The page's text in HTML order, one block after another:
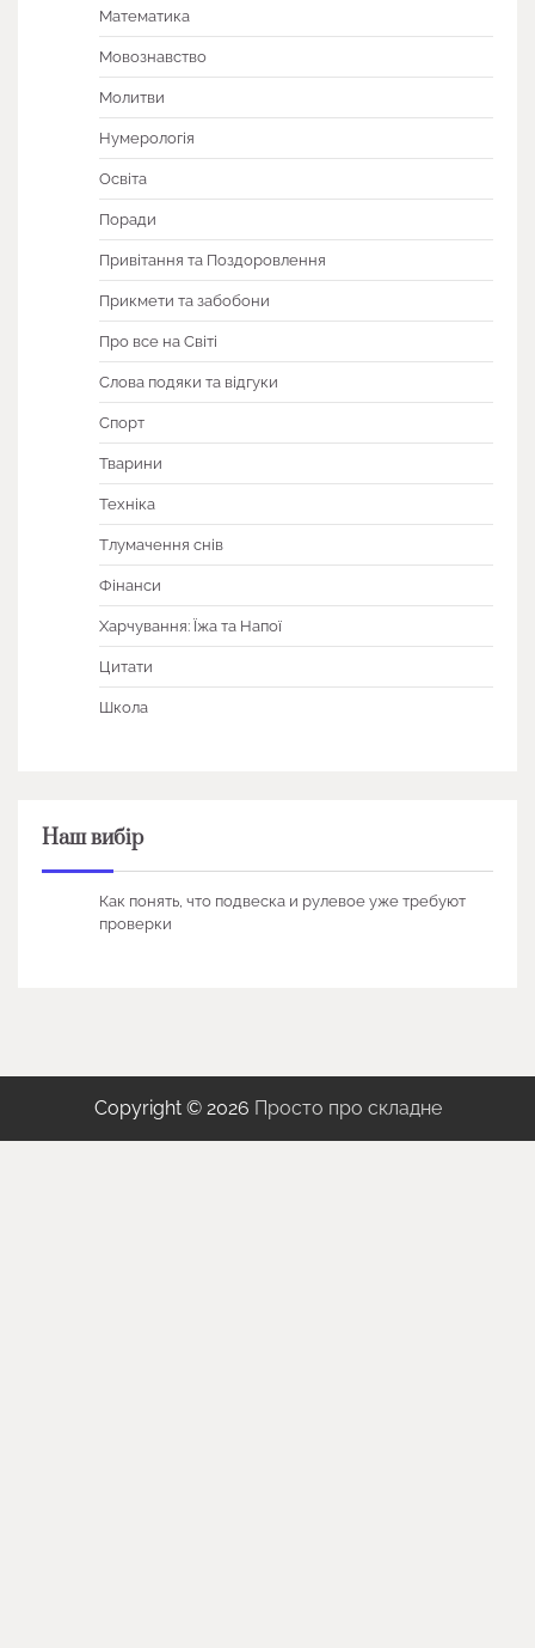
Математика
Мовознавство
Молитви
Нумерологія
Освіта
Поради
Привітання та Поздоровлення
Прикмети та забобони
Про все на Світі
Слова подяки та відгуки
Спорт
Тварини
Техніка
Тлумачення снів
Фінанси
Харчування: Їжа та Напої
Цитати
Школа
Наш вибір
Как понять, что подвеска и рулевое уже требуют
проверки
Copyright © 2026 Просто про складне